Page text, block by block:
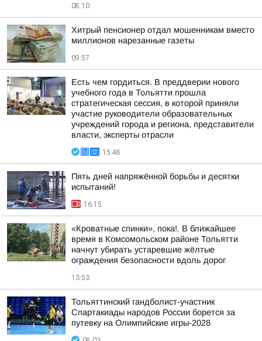
08:10
Хитрый пенсионер отдал мошенникам вместо
миллионов нарезанные газеты
09:57
Есть чем гордиться. В преддверии нового
учебного года в Тольятти прошла
стратегическая сессия, в которой приняли
участие руководители образовательных
учреждений города и региона, представители
власти, эксперты отрасли
15:48
Пять дней напряжённой борьбы и десятки
испытаний!
16:15
«Кроватные спинки», пока!. В ближайшее
время в Комсомольском районе Тольятти
начнут убирать устаревшие жёлтые
ограждения безопасности вдоль дорог
13:53
Тольяттинский гандболист-участник
Спартакиады народов России борется за
путевку на Олимпийские игры-2028